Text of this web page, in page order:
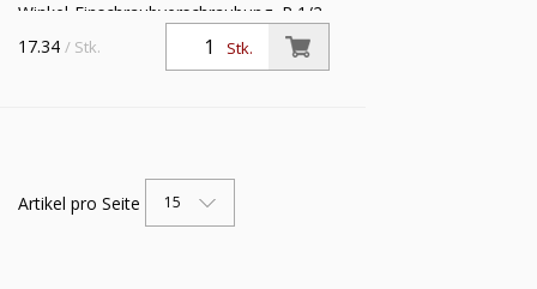
Winkel-Einschraubverschraubung, R 1/2
a., Rohr-Außen-Ø 18 mm, SW 22,
Betriebsdruck max. 60 bar, Temperatur
Stk.
17.34 / Stk.
Artikel pro Seite 15